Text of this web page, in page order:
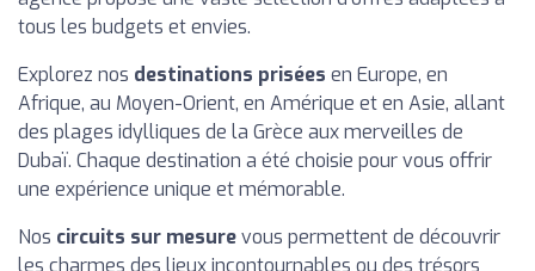
tous les budgets et envies.
Explorez nos destinations prisées en Europe, en
Afrique, au Moyen-Orient, en Amérique et en Asie, allant
des plages idylliques de la Grèce aux merveilles de
Dubaï. Chaque destination a été choisie pour vous offrir
une expérience unique et mémorable.
Nos circuits sur mesurevous permettent de découvrir
les charmes des lieux incontournables ou des trésors